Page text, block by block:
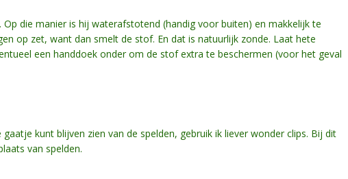
die manier is hij waterafstotend (handig voor buiten) en makkelijk te
op zet, want dan smelt de stof. En dat is natuurlijk zonde. Laat hete
een handdoek onder om de stof extra te beschermen (voor het geval
kunt blijven zien van de spelden, gebruik ik liever wonder clips. Bij dit
van spelden.